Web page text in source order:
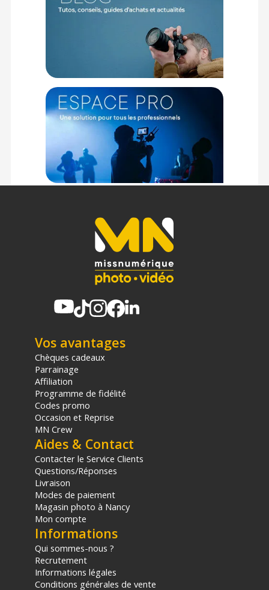
Des effets d’éclairage personnalisés et des modes de
Prééquipé de 12 effets d'éclairage, cet éclairage vous offrira
des modes de puissance variés. Le projecteur FC-60B
dispose de 2 modes d'alimentations : puissance maximale
pour pousser au maximum de ses performances votre
éclairage et puissance constante pour une lumière continue
plus économe en besoin d'énergie.
Options de contrôle multiples
Avec les différentes options de contrôle proposés, réglez et
paramétrez votre éclairage à distance ou sur appareil grâce
au système de contrôle intégré sur l'écran de l'appareil, par
Bluetooth, DMX/RDM et sur l'application NANLINK APP. Vous
pouvez également contrôler avec une télécommande (non
incluse, en option)
Grâce à l'adapteur Bowens, profitez d'une compatibilité avec
une multitude d'accessoires afin de contrôler votre lumière
selon l'environnement de travail et les besoins d'éclairage.
Cela vous permettra d'utiliser votre éclairage pour une
multitude d'usage et de situations.
silencieux
Doté d'un ventilateur ultra silencieux et d'un système de
environnement de prise de vue calme et sûr avec 4 options
de contrôles : Eteint, faible vitesse, haute vitesse, SMART.
Caractéristiques du Projecteur LED Nanlite FC-60B :
General
Modèle : Projecteur LED FC-60B
Marque : Nanlite
Référence : FC-60B
Eclairage
Puissance maximale : 78W
Photométrie : 10 790 Lux à 1m (avec réflecteur de 45°)
Température de couleur : 2700 à 6500K
Angle du faisceau : 120°
Plage d'inclinaison flexible de 180°
CRI : 96 TLCI : 98
Atténuation : Variateur contrôlé par application/intégré 0 à
100 %
Système de refroidissement : Ventilateur
Support pour parapluie : Oui
Vos avantages
Chèques cadeaux
Parrainage
Affiliation
Programme de fidélité
Codes promo
Occasion et Reprise
MN Crew
Aides & Contact
Contacter le Service Clients
Questions/Réponses
Livraison
Modes de paiement
Magasin photo à Nancy
Mon compte
Informations
Qui sommes-nous ?
Recrutement
Informations légales
Conditions générales de vente